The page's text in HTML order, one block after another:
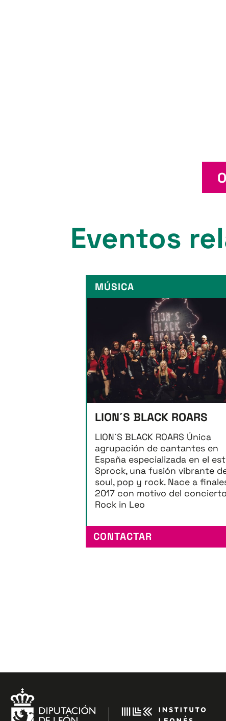
Eventos
MÚSICA
LION´S BLACK ROARS
LION´S BLACK ROARS Única
agrupación de cantantes en
España especializada en el
Sprock, una fusión vibrante
soul, pop y rock. Nace a
2017 con motivo del concierto
Rock in Leo
CONTACTAR